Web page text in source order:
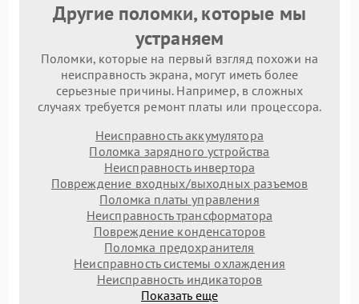
Другие поломки, которые мы
устраняем
Поломки, которые на первый взгляд похожи на
неисправность экрана, могут иметь более
серьезные причины. Например, в сложных
случаях требуется ремонт платы или процессора.
Неисправность аккумулятора
Поломка зарядного устройства
Неисправность инвертора
Повреждение входных/выходных разъемов
Поломка платы управления
Неисправность трансформатора
Повреждение конденсаторов
Поломка предохранителя
Неисправность системы охлаждения
Неисправность индикаторов
Показать еще